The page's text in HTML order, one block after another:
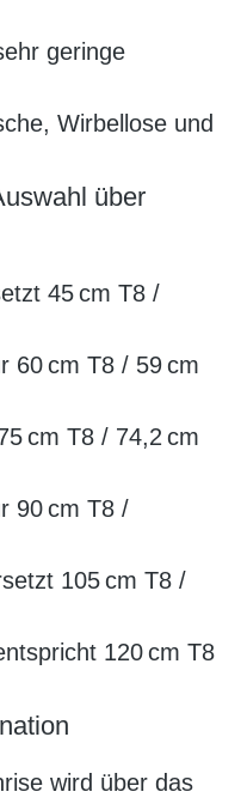
geringe
Wirbellose und
über
45 cm T8 /
60 cm T8 / 59 cm
cm T8 / 74,2 cm
90 cm T8 /
105 cm T8 /
120 cm T8
wird über das